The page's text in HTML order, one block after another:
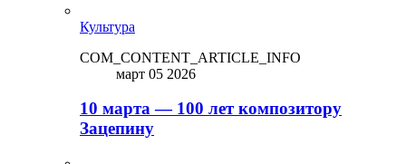
Культура
COM_CONTENT_ARTICLE_INFO
март 05 2026
10 марта — 100 лет композитору
Зацепину